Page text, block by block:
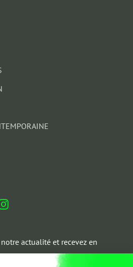
notre actualité et recevez en
du Marais